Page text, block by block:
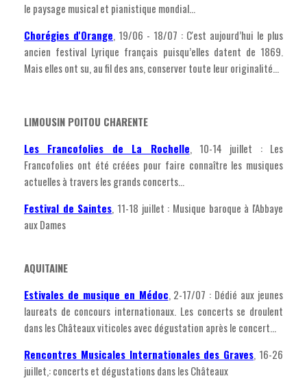
le paysage musical et pianistique mondial...
Chorégies d'Orange, 19/06 - 18/07 : C'est aujourd’hui le plus
ancien festival Lyrique français puisqu’elles datent de 1869.
Mais elles ont su, au fil des ans, conserver toute leur originalité...
LIMOUSIN POITOU CHARENTE
Les Francofolies de La Rochelle, 10-14 juillet : Les
Francofolies ont été créées pour faire connaître les musiques
actuelles à travers les grands concerts...
Festival de Saintes, 11-18 juillet : Musique baroque à l'Abbaye
aux Dames
AQUITAINE
Estivales de musique en Médoc, 2-17/07 : Dédié aux jeunes
laureats de concours internationaux. Les concerts se droulent
dans les Châteaux viticoles avec dégustation après le concert...
Rencontres Musicales Internationales des Graves, 16-26
juillet,: concerts et dégustations dans les Châteaux